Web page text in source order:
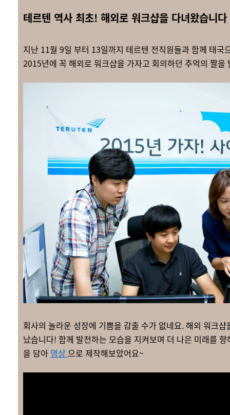
테르텐 역사 최초! 해외로 워크샵을 다녀왔습니다
지난 11월 9일 부터 13일까지 테르텐 전직원들과 함께 태국
2015년에 꼭 해외로 워크샵을 가자고 회의하던 추억의 짤을
회사의 놀라운 성장에 기쁨을 감출 수가 없네요. 해외 워크
났습니다! 함께 발전하는 모습을 지켜보며 더 나은 미래를
을 담아 영상으로 제작해보았어요~